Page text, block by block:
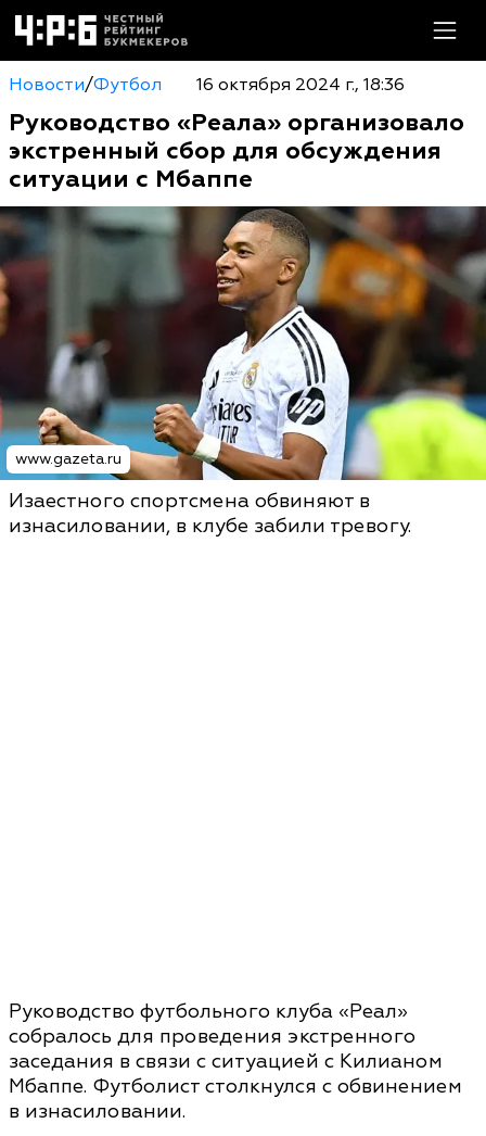
Новости/Футбол 16 октября 2024 г., 18:36
Руководство «Реала» организовало
экстренный сбор для обсуждения
ситуации с Мбаппе
www.gazeta.ru
Изаестного спортсмена обвиняют в
изнасиловании, в клубе забили тревогу.
Руководство футбольного клуба «Реал»
собралось для проведения экстренного
заседания в связи с ситуацией с Килианом
Мбаппе. Футболист столкнулся с обвинением
в изнасиловании.